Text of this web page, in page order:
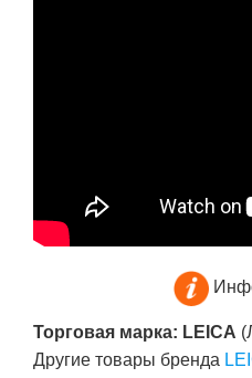
Торговая марка: LEICA
Другие товары бренда